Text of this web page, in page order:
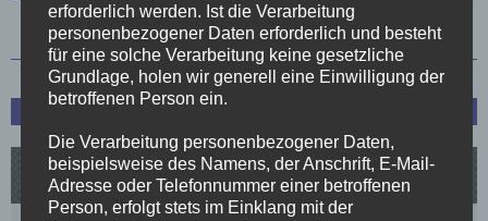
Spielplan und Tabelle
erforderlich werden. Ist die Verarbeitung
personenbezogener Daten erforderlich und besteht
für eine solche Verarbeitung keine gesetzliche
Grundlage, holen wir generell eine Einwilligung der
betroffenen Person ein.
Die Verarbeitung personenbezogener Daten,
beispielsweise des Namens, der Anschrift, E-Mail-
Adresse oder Telefonnummer einer betroffenen
Person, erfolgt stets im Einklang mit der